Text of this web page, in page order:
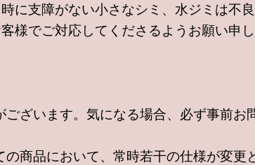
に支障がない小さなシミ、水ジミは不
様でご対応してくださるようお願い申し
います。気になる場合、必ず事前お
商品において、常時若干の仕様が変更